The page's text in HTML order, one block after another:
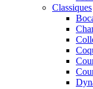
Classiques